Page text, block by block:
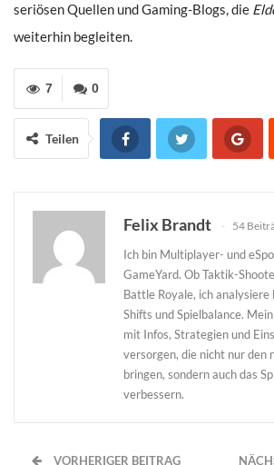
seriösen Quellen und Gaming-Blogs, die
weiterhin begleiten.
0
7
Teilen
Felix Brandt 54
Ich bin Multiplayer- und
GameYard. Ob Taktik-
Battle Royale, ich
Shifts und Spielbalance.
mit Infos, Strategien und
versorgen, die nicht nur den
bringen, sondern auch das
verbessern.
VORHERIGER BEITRAG